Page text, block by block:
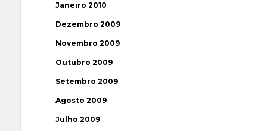
Janeiro 2010
Dezembro 2009
Novembro 2009
Outubro 2009
Setembro 2009
Agosto 2009
Julho 2009